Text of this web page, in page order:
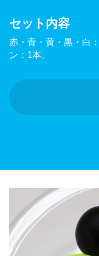
セット内容
赤・青・黄・黒・白
ン：1本。